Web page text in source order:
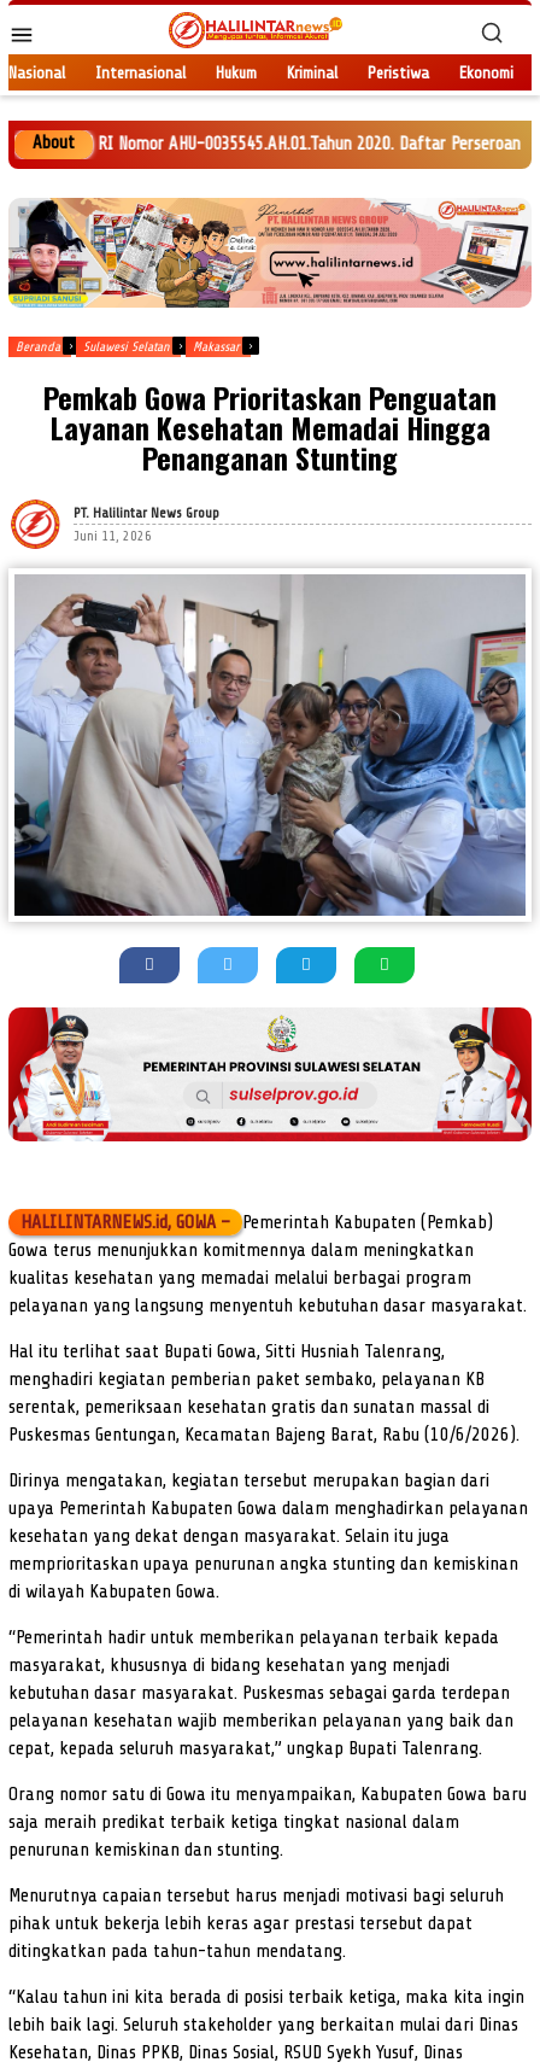
ke
kontenMobile
Nasional Internasional Hukum Kriminal Peristiwa Ekonomi
About
HAM RI Nomor AHU-0035545.AH.01.Tahun 2020. Daftar Perseroan
Beranda Sulawesi Selatan Makassar
Pemkab Gowa Prioritaskan Penguatan
Layanan Kesehatan Memadai Hingga
Penanganan Stunting
PT. Halilintar News Group
Juni 11, 2026
HALILINTARNEWS.id, GOWA – Pemerintah Kabupaten (Pemkab)
Gowa terus menunjukkan komitmennya dalam meningkatkan
kualitas kesehatan yang memadai melalui berbagai program
pelayanan yang langsung menyentuh kebutuhan dasar masyarakat.
Hal itu terlihat saat Bupati Gowa, Sitti Husniah Talenrang,
menghadiri kegiatan pemberian paket sembako, pelayanan KB
serentak, pemeriksaan kesehatan gratis dan sunatan massal di
Puskesmas Gentungan, Kecamatan Bajeng Barat, Rabu (10/6/2026).
Dirinya mengatakan, kegiatan tersebut merupakan bagian dari
upaya Pemerintah Kabupaten Gowa dalam menghadirkan pelayanan
kesehatan yang dekat dengan masyarakat. Selain itu juga
memprioritaskan upaya penurunan angka stunting dan kemiskinan
di wilayah Kabupaten Gowa.
“Pemerintah hadir untuk memberikan pelayanan terbaik kepada
masyarakat, khususnya di bidang kesehatan yang menjadi
kebutuhan dasar masyarakat. Puskesmas sebagai garda terdepan
pelayanan kesehatan wajib memberikan pelayanan yang baik dan
cepat, kepada seluruh masyarakat,” ungkap Bupati Talenrang.
Orang nomor satu di Gowa itu menyampaikan, Kabupaten Gowa baru
saja meraih predikat terbaik ketiga tingkat nasional dalam
penurunan kemiskinan dan stunting.
Menurutnya capaian tersebut harus menjadi motivasi bagi seluruh
pihak untuk bekerja lebih keras agar prestasi tersebut dapat
ditingkatkan pada tahun-tahun mendatang.
“Kalau tahun ini kita berada di posisi terbaik ketiga, maka kita ingin
lebih baik lagi. Seluruh stakeholder yang berkaitan mulai dari Dinas
Kesehatan, Dinas PPKB, Dinas Sosial, RSUD Syekh Yusuf, Dinas